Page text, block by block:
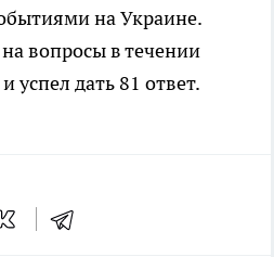
на Украине.
вопросы в течении
успел дать 81 ответ.